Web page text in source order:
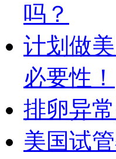
吗？
计划做
必要性！
排卵异
美国试